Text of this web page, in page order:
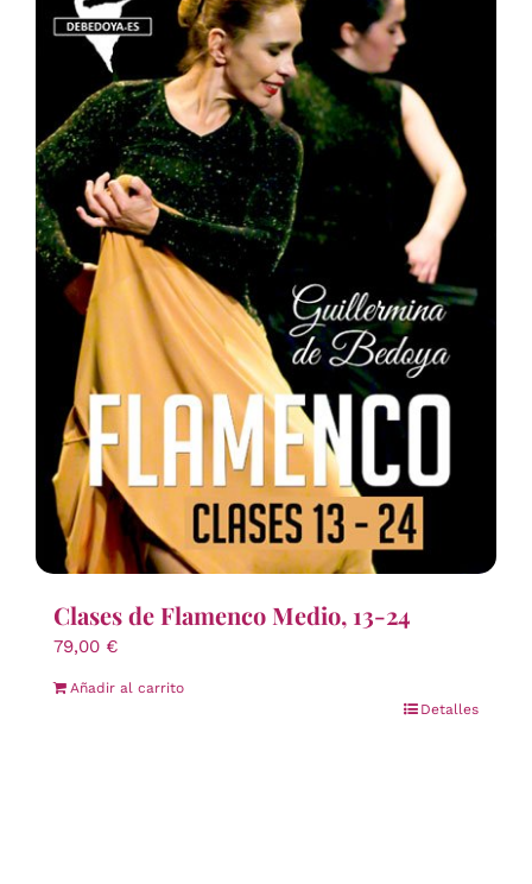
Clases de Flamenco Medio, 13-24
79,00 €
Añadir al carrito
Detalles